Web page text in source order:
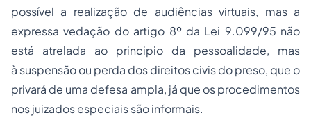
possível a realização de audiências virtuais, mas a
expressa vedação do artigo 8º da Lei 9.099/95 não
está atrelada ao principio da pessoalidade, mas
à suspensão ou perda dos direitos civis do preso, que o
privará de uma defesa ampla, já que os procedimentos
nos juizados especiais são informais.